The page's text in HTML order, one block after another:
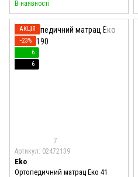
В наявності
АКЦІЯ
−23%
6
6
7
Артикул: 02472139
Eko
Ортопедичний матрац Еко 41